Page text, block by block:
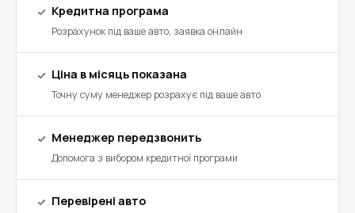
Кредитна програма
Розрахунок під ваше авто, заявка онлайн
Ціна в місяць показана
Точну суму менеджер розрахує під ваше авто
Менеджер передзвонить
Допомога з вибором кредитної програми
Перевірені авто